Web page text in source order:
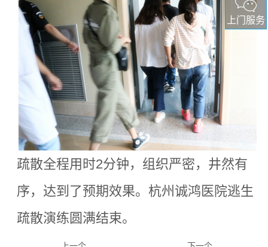
上门服务
疏散全程用时2分钟，组织严密，井然有
序，达到了预期效果。 杭州诚鸿医院逃生
疏散演练圆满结束。